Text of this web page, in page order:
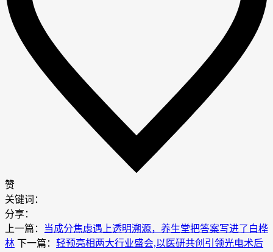
赞
关键词：
分享：
上一篇：
当成分焦虑遇上透明溯源，养生堂把答案写进了白桦
林 下一篇： 轻预亮相两大行业盛会,以医研共创引领光电术后